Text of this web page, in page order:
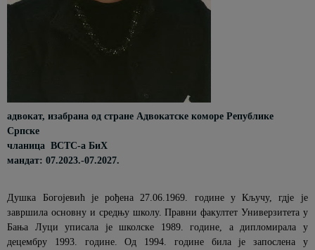
адвокат, изабрана од стране Адвокатске коморе Републике
Српске
чланица ВСТС-а БиХ
мандат: 07.2023.-07.2027.
Душка Богојевић је рођена 27.06.1969. године у Кључу, гдје је
завршила основну и средњу школу. Правни факултет Универзитета у
Бања Луци уписала је школске 1989. године, а дипломирала у
децембру 1993. године. Од 1994. године била је запослена у